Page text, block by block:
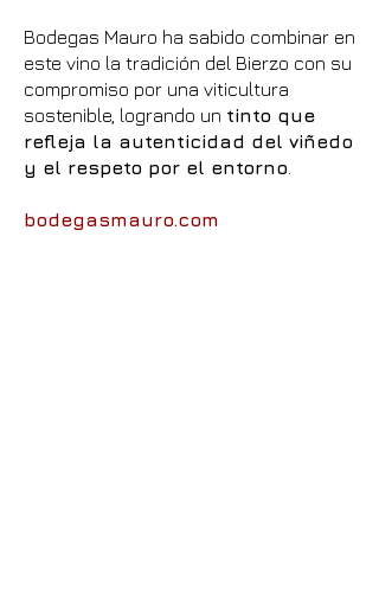
Bodegas Mauro ha sabido combinar en
este vino la tradición del Bierzo con su
compromiso por una viticultura
sostenible, logrando un tinto que
refleja la autenticidad del viñedo
y el respeto por el entorno
bodegasmauro.com